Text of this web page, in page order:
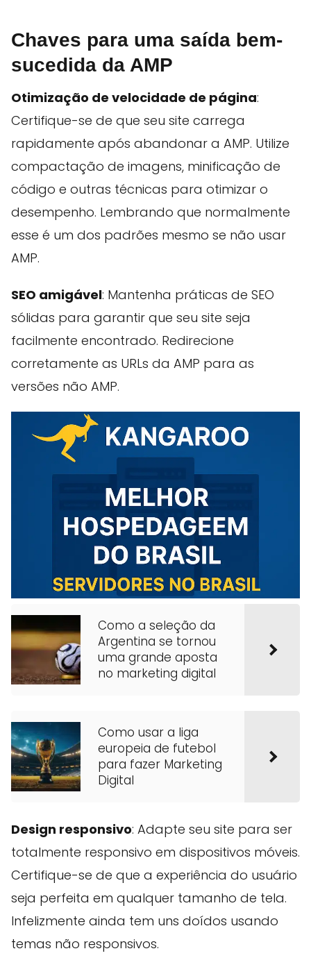
Chaves para uma saída bem-
sucedida da AMP
Otimização de velocidade de página:
Certifique-se de que seu site carrega
rapidamente após abandonar a AMP. Utilize
compactação de imagens, minificação de
código e outras técnicas para otimizar o
desempenho. Lembrando que normalmente
esse é um dos padrões mesmo se não usar
AMP.
SEO amigável: Mantenha práticas de SEO
sólidas para garantir que seu site seja
facilmente encontrado. Redirecione
corretamente as URLs da AMP para as
versões não AMP.
Como a seleção da
Argentina se tornou
uma grande aposta
no marketing digital
Como usar a liga
europeia de futebol
para fazer Marketing
Digital
Design responsivo: Adapte seu site para ser
totalmente responsivo em dispositivos móveis.
Certifique-se de que a experiência do usuário
seja perfeita em qualquer tamanho de tela.
Infelizmente ainda tem uns doídos usando
temas não responsivos.